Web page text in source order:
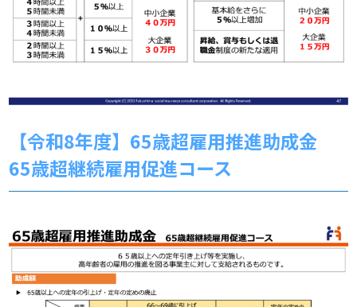
CONTACT
【令和8年度】65歳超雇用推進助成金
65歳超継続雇用促進コース